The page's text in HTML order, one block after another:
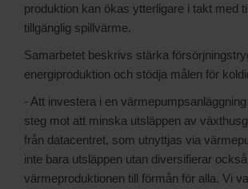
produktion kan ökas ytterligare i takt med
tillgänglig spillvärme.
Samarbetet beskrivs stärka
energiproduktion och stödja målen för
- Att investera i en
steg mot att minska utsläppen av
från datacentret, som utnyttjas via
inte bara utsläppen utan diversifierar
värmeproduktionen till förmån för alla. Vi